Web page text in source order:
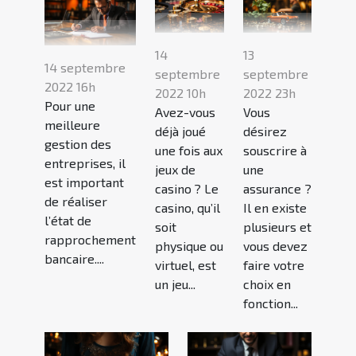
14 septembre
2022 16h
Pour une
meilleure
gestion des
entreprises, il
est important
de réaliser
l’état de
rapprochement
bancaire....
14
septembre
2022 10h
Avez-vous
déjà joué
une fois aux
jeux de
casino ? Le
casino, qu’il
soit
physique ou
virtuel, est
un jeu...
13
septembre
2022 23h
Vous
désirez
souscrire à
une
assurance ?
Il en existe
plusieurs et
vous devez
faire votre
choix en
fonction...